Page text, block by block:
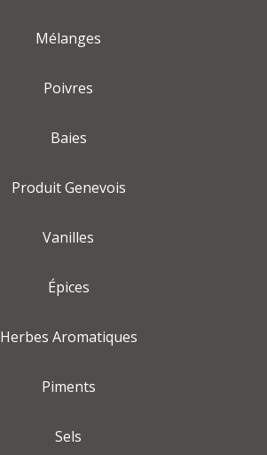
Mélanges
Poivres
Baies
Produit Genevois
Vanilles
Épices
Herbes Aromatiques
Piments
Sels